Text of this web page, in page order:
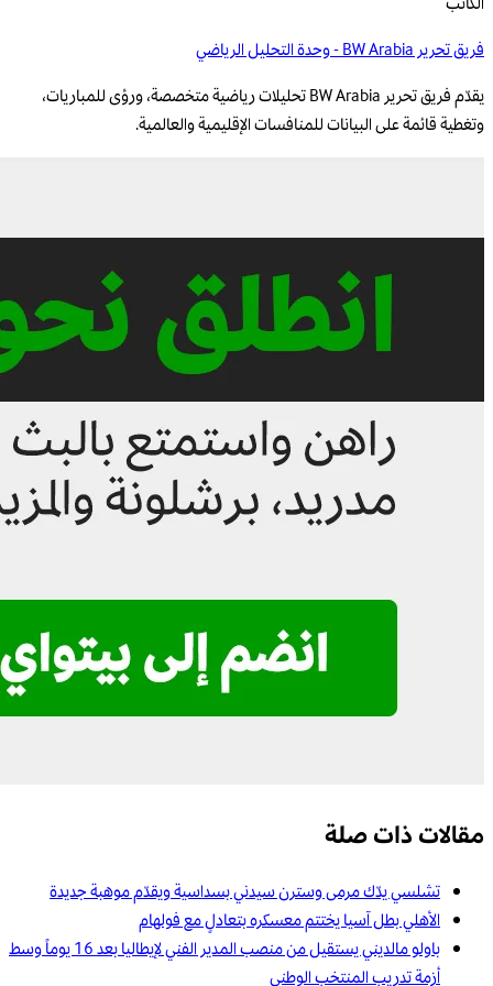
فريق تحرير BW Arabia - وحدة التحليل الرياضي
يقدّم فريق تحرير BW Arabia تحليلات رياضية متخصصة، ورؤى للمباريات،
وتغطية قائمة على البيانات للمنافسات الإقليمية والعالمية.
مقالات ذات صلة
تشلسي يدّك مرمى وسترن سيدني بسداسية ويقدّم موهبة جديدة
الأهلي بطل آسيا يختتم معسكره بتعادلٍ مع فولهام
باولو مالديني يستقيل من منصب المدير الفني لإيطاليا بعد 16 يوماً وسط
أزمة تدريب المنتخب الوطني